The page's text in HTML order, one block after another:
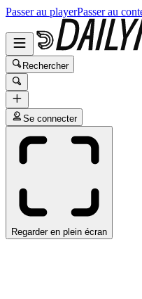
Passer au playerPasser au
Rechercher
Se connecter
Regarder en plein écran